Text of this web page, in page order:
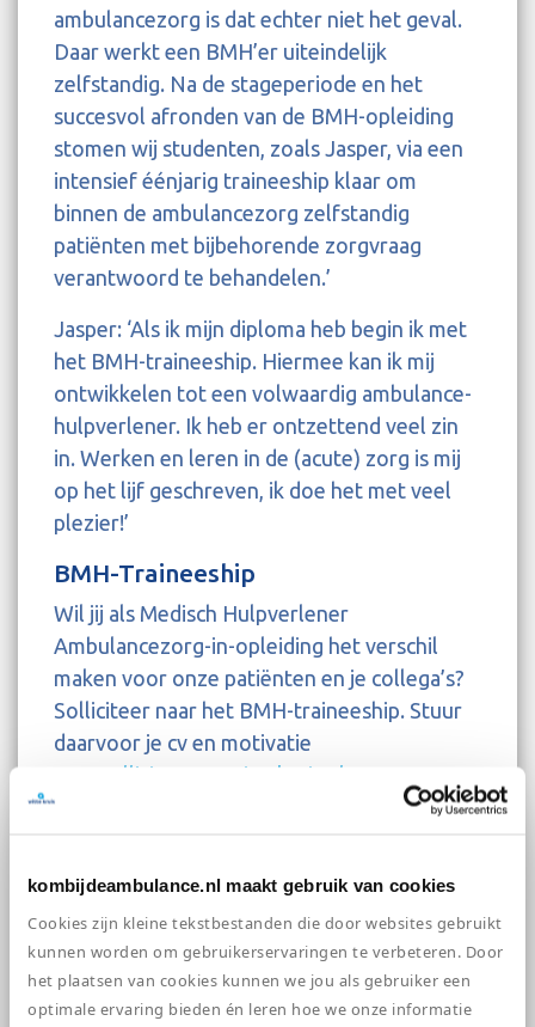
kombijdeambulance.nl maakt gebruik van cookies
Cookies zijn kleine tekstbestanden die door websites gebruikt
kunnen worden om gebruikerservaringen te verbeteren. Door
het plaatsen van cookies kunnen we jou als gebruiker een
optimale ervaring bieden én leren hoe we onze informatie
ambulancezorg is dat echter niet het geval.
Daar werkt een BMH’er uiteindelijk
zelfstandig. Na de stageperiode en het
succesvol afronden van de BMH-opleiding
stomen wij studenten, zoals Jasper, via een
intensief éénjarig traineeship klaar om
binnen de ambulancezorg zelfstandig
patiënten met bijbehorende zorgvraag
verantwoord te behandelen.’
Jasper: ‘Als ik mijn diploma heb begin ik met
het BMH-traineeship. Hiermee kan ik mij
ontwikkelen tot een volwaardig ambulance-
hulpverlener. Ik heb er ontzettend veel zin
in. Werken en leren in de (acute) zorg is mij
op het lijf geschreven, ik doe het met veel
plezier!’
BMH-Traineeship
Wil jij als Medisch Hulpverlener
Ambulancezorg-in-opleiding het verschil
maken voor onze patiënten en je collega’s?
Solliciteer naar het BMH-traineeship. Stuur
daarvoor je cv en motivatie
solliciteren@wittekruis.nl
weten? Bel dhr. Sander de
BMH-Stage? Ook dat kan bij Witte
Kruis